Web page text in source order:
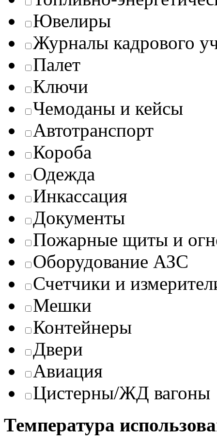
Ювелиры
Журналы кадрового
Палет
Ключи
Чемоданы и кейсы
Автотранспорт
Короба
Одежда
Инкассация
Документы
Пожарные щиты и
Оборудование АЗС
Счетчики и
Мешки
Контейнеры
Двери
Авиация
Цистерны/ЖД вагоны
Температура